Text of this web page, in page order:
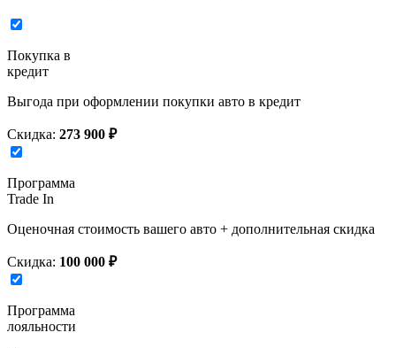
Покупка в
кредит
Выгода при оформлении покупки авто в кредит
Скидка: 273 900 ₽
Программа
Trade In
Оценочная стоимость вашего авто + дополнительная скидка
Скидка: 100 000 ₽
Программа
лояльности